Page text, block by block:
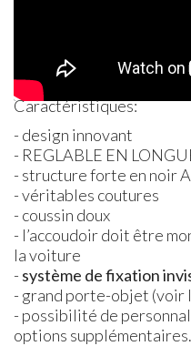
Caractéristiques:
- design innovant
- REGLABLE EN
- structure forte en noir
- véritables coutures
- coussin doux
- l’accoudoir doit être
la voiture
- système de fixation
- grand porte-objet (voir
- possibilité de
options supplémentaires.